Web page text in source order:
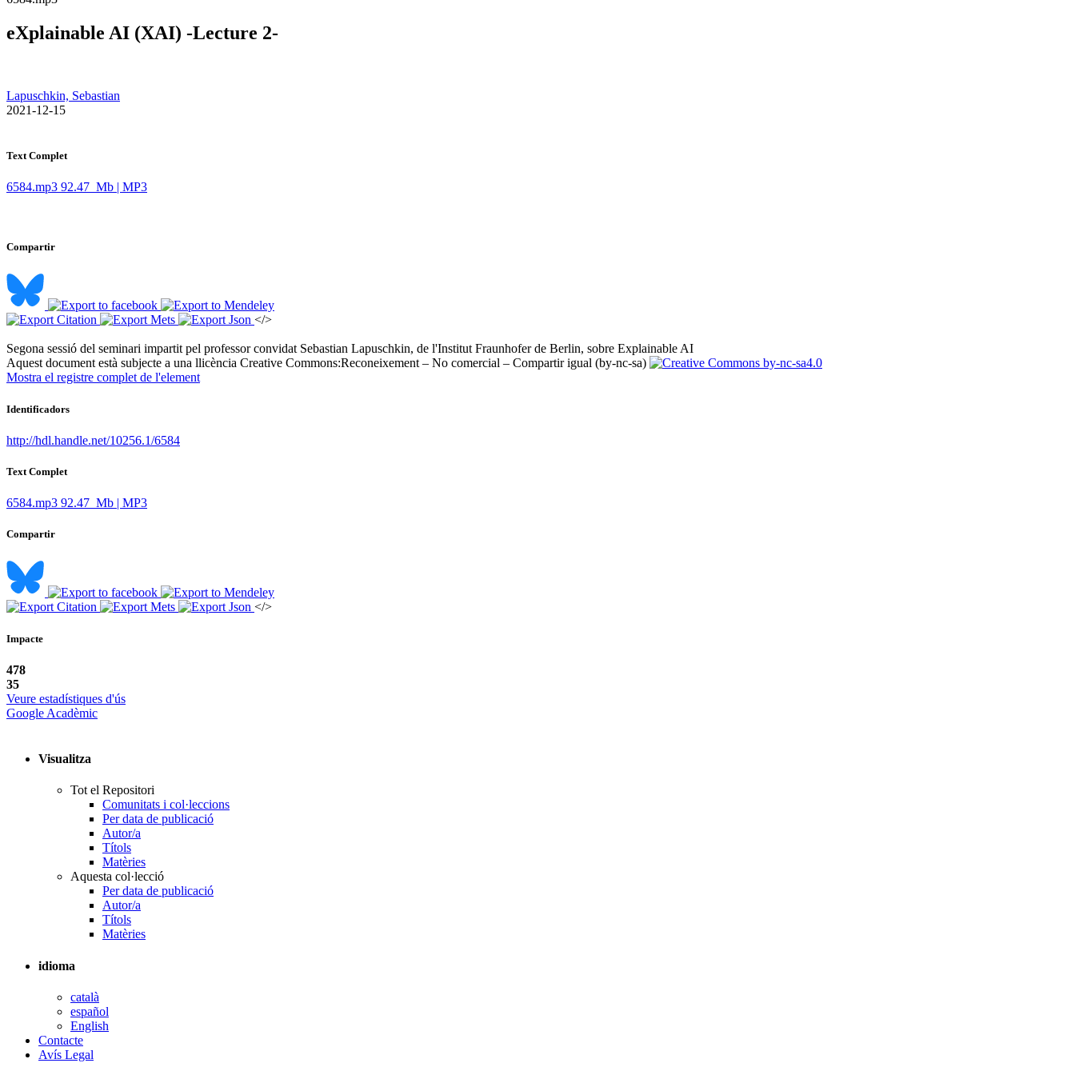
eXplainable AI (XAI) -Lecture 2-
Lapuschkin, Sebastian
​ 2021-12-15
Text Complet
6584.mp3 92.47 Mb | MP3
Compartir
</>
Segona sessió del seminari impartit pel professor convidat Sebastian Lapuschkin, de l'Institut Fraunhofer de Berlin, sobre Explainable AI ​
Aquest document està subjecte a una llicència Creative Commons:Reconeixement – No comercial – Compartir igual (by-nc-sa)
Mostra el registre complet de l'element
Identificadors
http://hdl.handle.net/10256.1/6584
Text Complet
6584.mp3 92.47 Mb | MP3
Compartir
</>
Impacte
478
35
Veure estadístiques d'ús
Google Acadèmic
Visualitza
Tot el Repositori
Comunitats i col·leccions
Per data de publicació
Autor/a
Títols
Matèries
Aquesta col·lecció
Per data de publicació
Autor/a
Títols
Matèries
idioma
català
español
English
Contacte
Avís Legal